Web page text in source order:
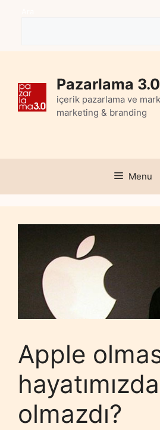
Pazarlama 3.0
içerik pazarlama ve
marketing & branding
Menu
Apple
olmazdı?